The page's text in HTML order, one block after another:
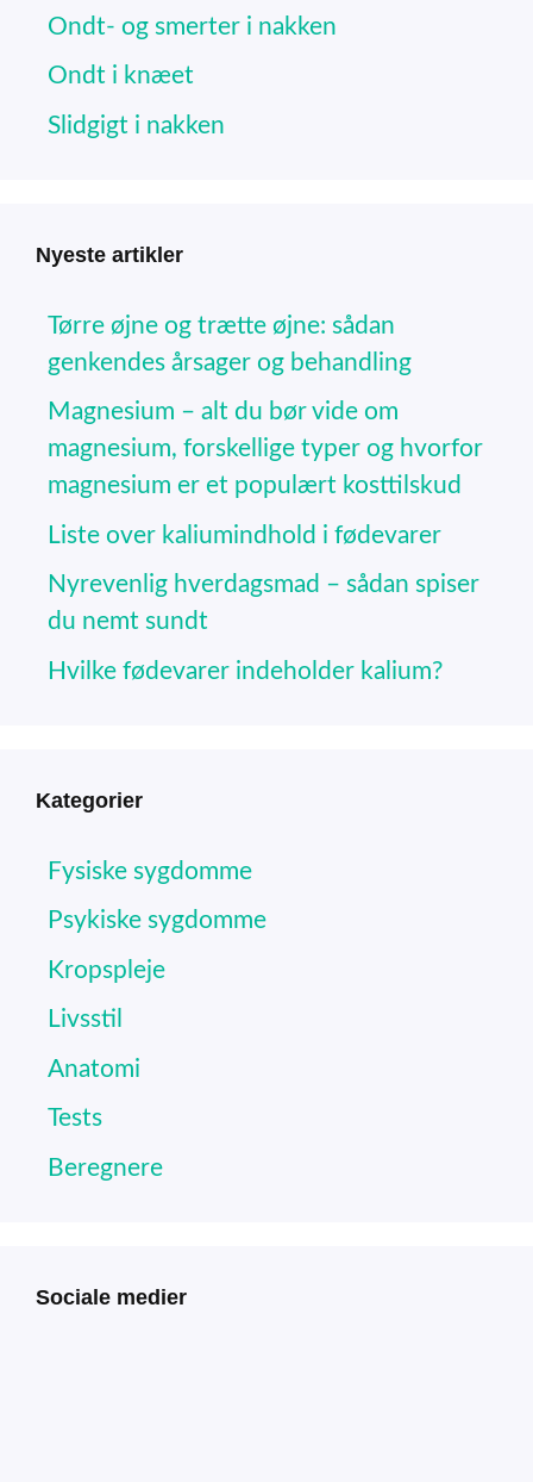
Ondt- og smerter i nakken
Ondt i knæet
Slidgigt i nakken
Nyeste artikler
Tørre øjne og trætte øjne: sådan
genkendes årsager og behandling
Magnesium – alt du bør vide om
magnesium, forskellige typer og hvorfor
magnesium er et populært kosttilskud
Liste over kaliumindhold i fødevarer
Nyrevenlig hverdagsmad – sådan spiser
du nemt sundt
Hvilke fødevarer indeholder kalium?
Kategorier
Fysiske sygdomme
Psykiske sygdomme
Kropspleje
Livsstil
Anatomi
Tests
Beregnere
Sociale medier